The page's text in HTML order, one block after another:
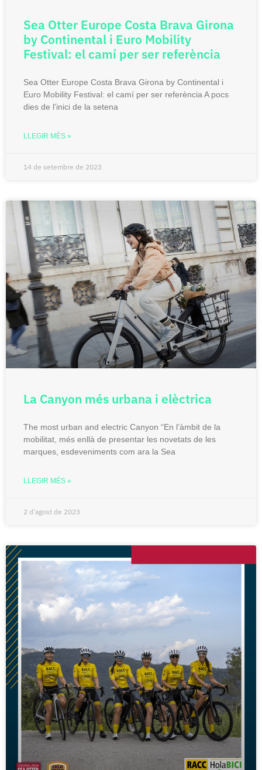
Sea Otter Europe Costa Brava Girona
by Continental i Euro Mobility
Festival: el camí per ser referència
Sea Otter Europe Costa Brava Girona by Continental i
Euro Mobility Festival: el camí per ser referència A pocs
dies de l’inici de la setena
LLEGIR MÉS »
14 de setembre de 2023
La Canyon més urbana i elèctrica
The most urban and electric Canyon “En l’àmbit de la
mobilitat, més enllà de presentar les novetats de les
marques, esdeveniments com ara la Sea
LLEGIR MÉS »
2 d'agost de 2023